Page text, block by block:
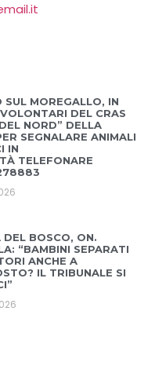
SUL MOREGALLO, IN
DEL CRAS
NORD” DELLA
SEGNALARE ANIMALI
IN
TELEFONARE
DEL BOSCO, ON.
“BAMBINI SEPARATI
ANCHE A
IL TRIBUNALE SI